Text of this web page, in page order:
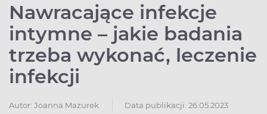
Nawracające infekcje
intymne – jakie badania
trzeba wykonać, leczenie
infekcji
Autor: Joanna Mazurek Data publikacji: 26.05.2023